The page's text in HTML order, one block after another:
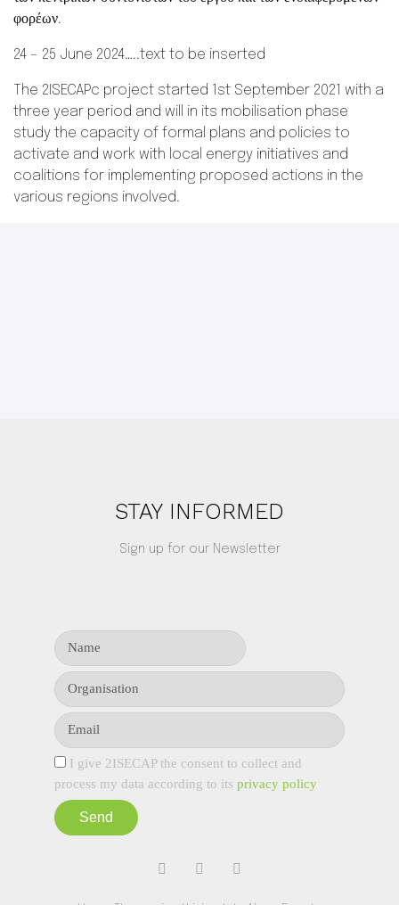
φορέων.
24 – 25 June 2024…..text to be inserted
The 2ISECAPc project started 1st September 2021 with a
three year period and will in its mobilisation phase
study the capacity of formal plans and policies to
activate and work with local energy initiatives and
coalitions for implementing proposed actions in the
various regions involved.
STAY INFORMED
Sign up for our Newsletter
I give 2ISECAP the consent to collect and
process my data according to its privacy policy
Send